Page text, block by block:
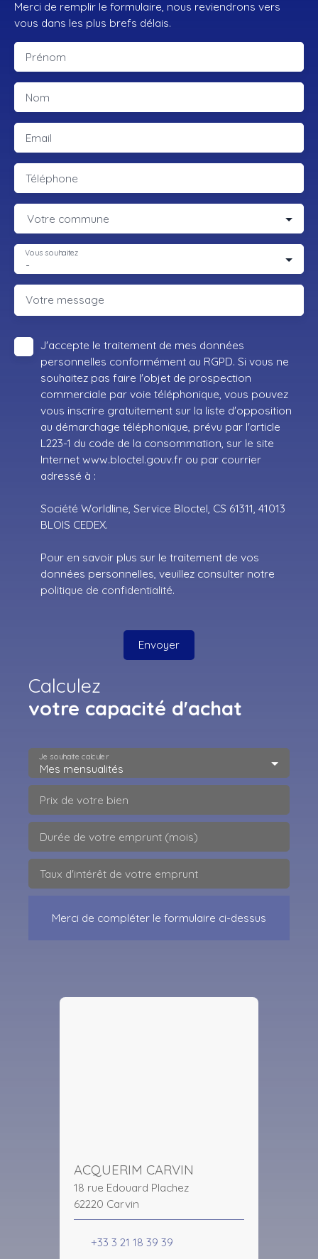
Merci de remplir le formulaire, nous reviendrons vers
vous dans les plus brefs délais.
Prénom
Nom
Email
Téléphone
Votre commune
-
Vous souhaitez
Votre message
J'accepte le traitement de mes données
personnelles conformément au RGPD. Si vous ne
souhaitez pas faire l'objet de prospection
commerciale par voie téléphonique, vous pouvez
vous inscrire gratuitement sur la liste d'opposition
au démarchage téléphonique, prévu par l'article
L223-1 du code de la consommation, sur le site
Internet www.bloctel.gouv.fr ou par courrier
adressé à :
Société Worldline, Service Bloctel, CS 61311, 41013
BLOIS CEDEX.
Pour en savoir plus sur le traitement de vos
données personnelles, veuillez consulter notre
politique de confidentialité.
Envoyer
Calculez
votre capacité d'achat
Mes mensualités
Je souhaite calculer
Prix de votre bien
Durée de votre emprunt (mois)
Taux d'intérêt de votre emprunt
Merci de compléter le formulaire ci-dessus
ACQUERIM CARVIN
18 rue Edouard Plachez
62220 Carvin
+33 3 21 18 39 39